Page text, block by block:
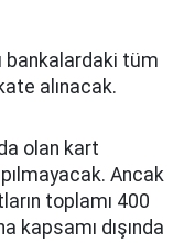
bankalardaki tüm
alınacak.
olan kart
Ancak
toplamı 400
kapsamı dışında